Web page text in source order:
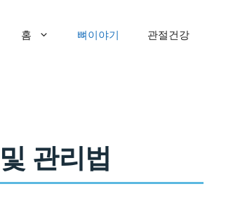
홈 뼈이야기 관절건강
관리법